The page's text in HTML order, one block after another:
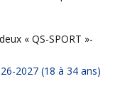
2027 (18 à 34 ans)